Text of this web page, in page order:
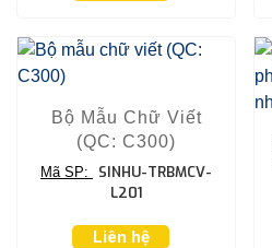
Bộ Mẫu Chữ Viết
(QC: C300)
Mã SP:
SINHU-TRBMCV-
L201
Liên hệ